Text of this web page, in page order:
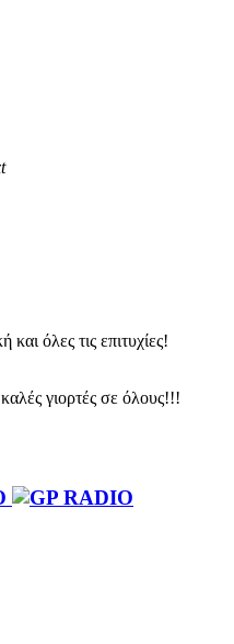
όλες τις επιτυχίες!
γιορτές σε όλους!!!